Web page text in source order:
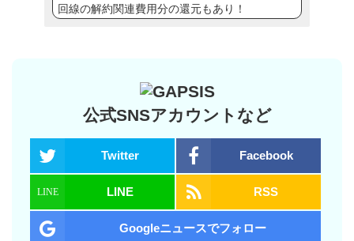
回線の解約関連費用分の還元もあり！
公式SNSアカウントなど
Twitter Facebook
LINE RSS
Googleニュースでフォロー